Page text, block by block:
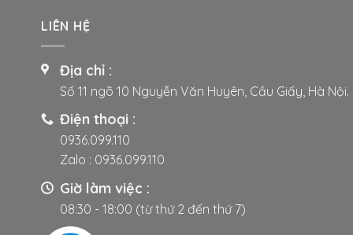
LIÊN HỆ
Địa chỉ :
Số 11 ngõ 10 Nguyễn Văn Huyên, Cầu Giấy, Hà Nội.
Điện thoại :
0936.099.110
Zalo : 0936.099.110
Giờ làm việc :
08:30 - 18:00 (từ thứ 2 đến thứ 7)